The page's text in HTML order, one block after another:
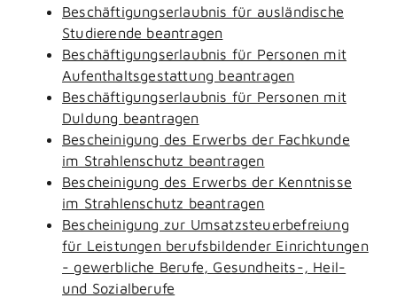
Beschäftigungserlaubnis für ausländische
Studierende beantragen
Beschäftigungserlaubnis für Personen mit
Aufenthaltsgestattung beantragen
Beschäftigungserlaubnis für Personen mit
Duldung beantragen
Bescheinigung des Erwerbs der Fachkunde
im Strahlenschutz beantragen
Bescheinigung des Erwerbs der Kenntnisse
im Strahlenschutz beantragen
Bescheinigung zur Umsatzsteuerbefreiung
für Leistungen berufsbildender Einrichtungen
- gewerbliche Berufe, Gesundheits-, Heil-
und Sozialberufe